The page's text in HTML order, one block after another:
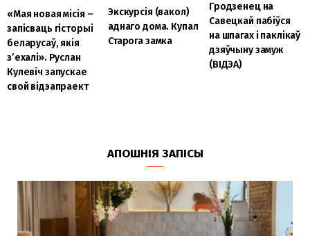
«Мая новая місія –
запісваць гісторыі
беларусаў, якія
з’ехалі». Руслан
Кулевіч запускае
свой відэапраект
Экскурсія (вакол)
аднаго дома. Купал
Старога замка
Гродзенец на
Савецкай пабіўся
на шпагах і паклікаў
дзяўчыну замуж
(ВІДЭА)
АПОШНІЯ ЗАПІСЫ